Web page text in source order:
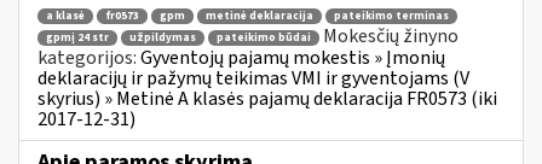
a klasė fr0573 gpm metinė deklaracija
pateikimo terminas
gpmį 24 str
užpildymas pateikimo būdai
Mokesčių žinyno
kategorijos:Gyventojų pajamų mokestis » Įmonių
deklaracijų ir pažymų teikimas VMI ir gyventojams (V
skyrius) » Metinė A klasės pajamų deklaracija FR0573 (iki
2017-12-31)